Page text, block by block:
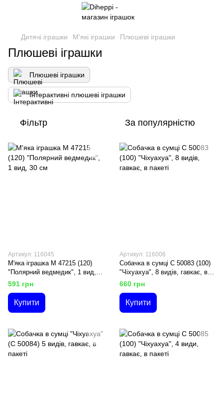
Дитячі іграшки М'які іграшки Плюшеві іграшки
Плюшеві іграшки
Плюшеві іграшки
Інтерактивні плюшеві іграшки
Фільтр За популярністю
Артикул: 116045
М'яка іграшка М 47215 (120)
"Полярний ведмедик", 1 вид,
30 см
591 грн
Купити
Артикул: 116006
Собачка в сумці С 50083 (100)
"Чіхуахуа", 8 видів, гавкає, в
пакеті
660 грн
Купити